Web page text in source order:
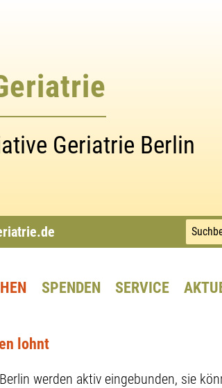
Geriatrie Berlin
SPENDEN SERVICE
lohnt
werden aktiv eingebunden, sie